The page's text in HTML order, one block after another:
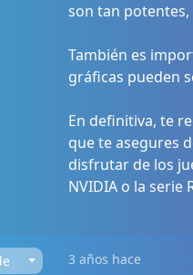
son tan
También es
gráficas pueden
En definitiva, te
que te asegures
disfrutar de los
NVIDIA o la serie
3 años hace